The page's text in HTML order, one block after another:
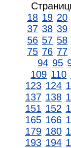
18 19 20
37 38 39
56 57 58
75 76 77
94 95
109 110
123 124
137 138
151 152
165 166
179 180
193 194